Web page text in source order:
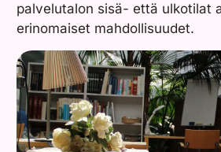
palvelutalon sisä- että ulkotilat
erinomaiset mahdollisuudet.